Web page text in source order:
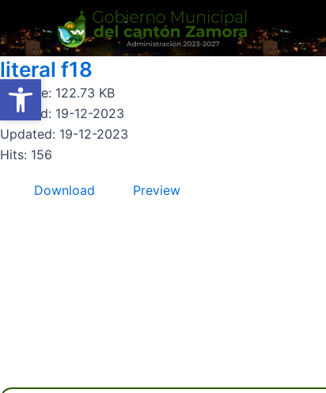
Abrir barra de herramientas
al
contenido
literal f18
File size: 122.73 KB
Created: 19-12-2023
Updated: 19-12-2023
Hits: 156
Download Preview
Abrir barra de herramientas